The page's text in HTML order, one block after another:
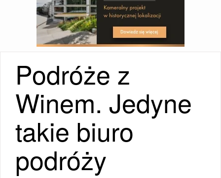
Podróże z
Winem. Jedyne
takie biuro
podróży